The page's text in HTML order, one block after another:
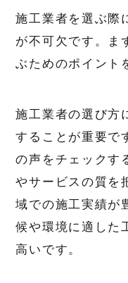
施工業者を選ぶ際
が不可欠です。ま
ぶためのポイント
施工業者の選び方
することが重要で
の声をチェックす
やサービスの質を
域での施工実績が
候や環境に適した
高いです。